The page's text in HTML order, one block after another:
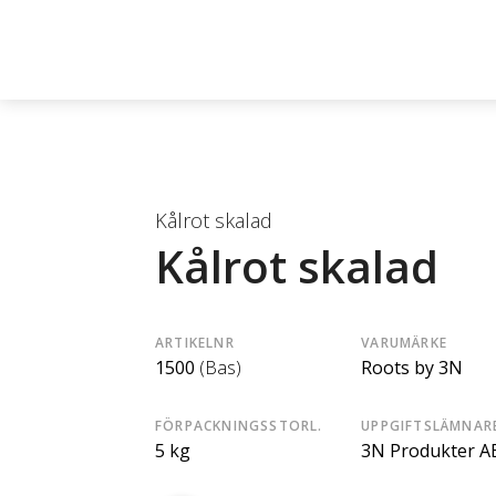
Kålrot skalad
Kålrot skalad
ARTIKELNR
1500 (Bas)
VARUMÄRKE
Roots by 3N
FÖRPACKNINGSSTORL.
5 kg 3N Produkter